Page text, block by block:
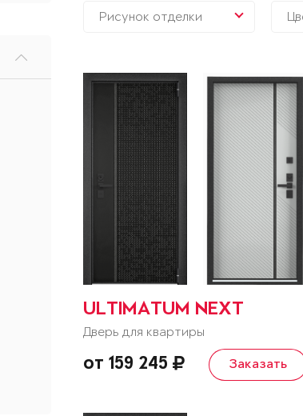
Рисунок отделки
ULTIMATUM NEXT
Дверь для квартиры
от 159 245 Заказать